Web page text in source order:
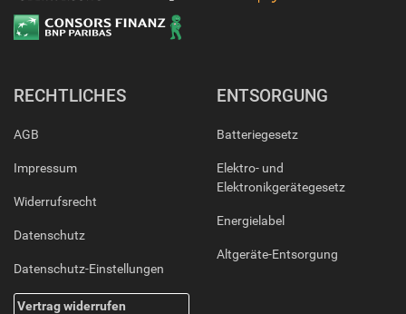
RECHTLICHES
AGB
Impressum
Widerrufsrecht
Datenschutz
Datenschutz-Einstellungen
Vertrag widerrufen
ENTSORGUNG
Batteriegesetz
Elektro- und
Elektronikgerätegesetz
Energielabel
Altgeräte-Entsorgung